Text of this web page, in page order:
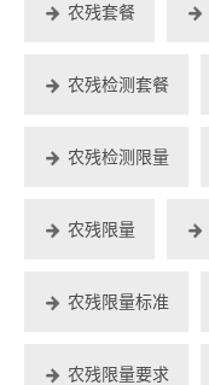
农残套餐
农残检测套餐
农残检测限量
农残限量
农残限量标准
农残限量要求